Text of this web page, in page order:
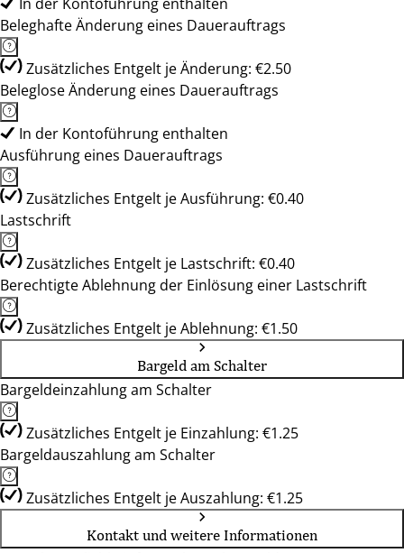
Beleghafte Änderung eines Dauerauftrags
Zusätzliches Entgelt je Änderung: €2.50
Beleglose Änderung eines Dauerauftrags
In der Kontoführung enthalten
Ausführung eines Dauerauftrags
Zusätzliches Entgelt je Ausführung: €0.40
Lastschrift
Zusätzliches Entgelt je Lastschrift: €0.40
Berechtigte Ablehnung der Einlösung einer Lastschrift
Zusätzliches Entgelt je Ablehnung: €1.50
Bargeld am Schalter
Bargeldeinzahlung am Schalter
Zusätzliches Entgelt je Einzahlung: €1.25
Bargeldauszahlung am Schalter
Zusätzliches Entgelt je Auszahlung: €1.25
Kontakt und weitere Informationen